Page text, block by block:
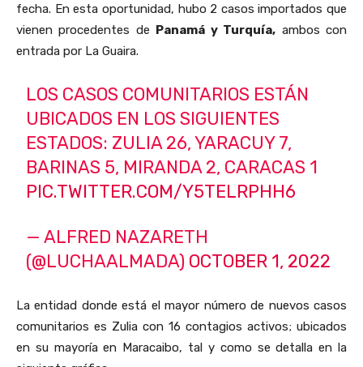
fecha. En esta oportunidad, hubo 2 casos importados que
vienen procedentes de Panamá y Turquía, ambos con
entrada por La Guaira.
LOS CASOS COMUNITARIOS ESTÁN
UBICADOS EN LOS SIGUIENTES
ESTADOS: ZULIA 26, YARACUY 7,
BARINAS 5, MIRANDA 2, CARACAS 1
PIC.TWITTER.COM/Y5TELRPHH6
— ALFRED NAZARETH
(@LUCHAALMADA) OCTOBER 1, 2022
La entidad donde está el mayor número de nuevos casos
comunitarios es Zulia con 16 contagios activos; ubicados
en su mayoría en Maracaibo, tal y como se detalla en la